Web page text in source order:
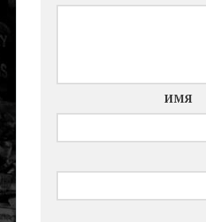
ИМЯ